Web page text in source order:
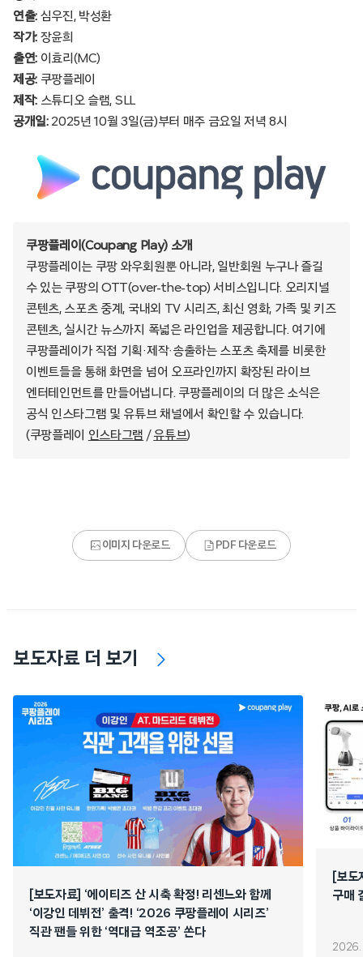
연출: 심우진, 박성환
작가: 장윤희
출연: 이효리(MC)
제공: 쿠팡플레이
제작: 스튜디오 슬램, SLL
공개일: 2025년 10월 3일(금)부터 매주 금요일 저녁 8시
쿠팡플레이(Coupang Play) 소개
쿠팡플레이는 쿠팡 와우회원뿐 아니라, 일반회원 누구나 즐길
수 있는 쿠팡의 OTT(over-the-top) 서비스입니다. 오리지널
콘텐츠, 스포츠 중계, 국내외 TV 시리즈, 최신 영화, 가족 및 키즈
콘텐츠, 실시간 뉴스까지 폭넓은 라인업을 제공합니다. 여기에
쿠팡플레이가 직접 기획·제작·송출하는 스포츠 축제를 비롯한
이벤트들을 통해 화면을 넘어 오프라인까지 확장된 라이브
엔터테인먼트를 만들어냅니다. 쿠팡플레이의 더 많은 소식은
공식 인스타그램 및 유튜브 채널에서 확인할 수 있습니다.
(쿠팡플레이 인스타그램 /유튜브)
이미지 다운로드 PDF 다운로드
보도자료 더 보기
[보도자료] ‘에이티즈 산 시축 확정! 리센느와 함께
‘이강인 데뷔전’ 출격! ‘2026 쿠팡플레이 시리즈’
직관 팬들 위한 ‘역대급 역조공’ 쏜다
[보
구매
2026.